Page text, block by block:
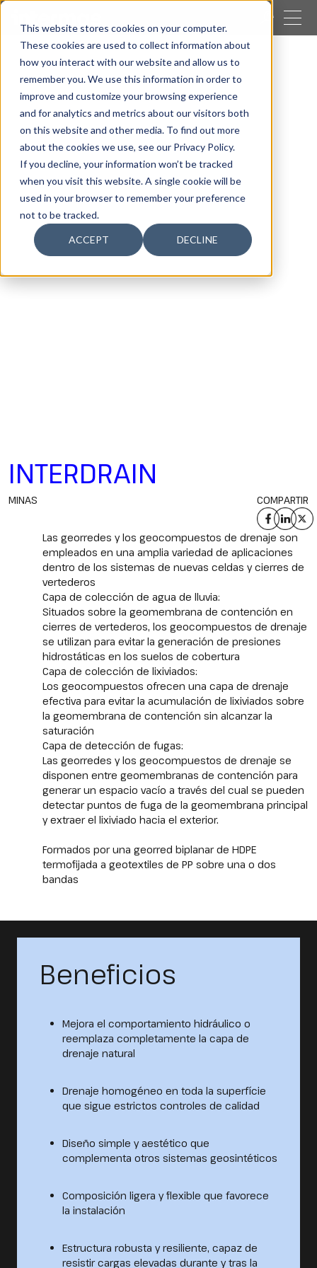
This website stores cookies on your computer.
These cookies are used to collect information about
how you interact with our website and allow us to
remember you. We use this information in order to
improve and customize your browsing experience
and for analytics and metrics about our visitors both
on this website and other media. To find out more
about the cookies we use, see our Privacy Policy.
If you decline, your information won’t be tracked
when you visit this website. A single cookie will be
used in your browser to remember your preference
not to be tracked.
ACCEPT DECLINE
BUSCAR
CERRAR
Nuestras actividades Geosintéticos
Geocompuestos técnicos de drenaje
Interdrain
INTERDRAIN
MINAS COMPARTIR
Las georredes y los geocompuestos de drenaje son
empleados en una amplia variedad de aplicaciones
dentro de los sistemas de nuevas celdas y cierres de
vertederos
Capa de colección de agua de lluvia:
Situados sobre la geomembrana de contención en
cierres de vertederos, los geocompuestos de drenaje
se utilizan para evitar la generación de presiones
hidrostáticas en los suelos de cobertura
Capa de colección de lixiviados:
Los geocompuestos ofrecen una capa de drenaje
efectiva para evitar la acumulación de lixiviados sobre
la geomembrana de contención sin alcanzar la
saturación
Capa de detección de fugas:
Las georredes y los geocompuestos de drenaje se
disponen entre geomembranas de contención para
generar un espacio vacío a través del cual se pueden
detectar puntos de fuga de la geomembrana principal
y extraer el lixiviado hacia el exterior.
Formados por una georred biplanar de HDPE
termofijada a geotextiles de PP sobre una o dos
bandas
Beneficios
Mejora el comportamiento hidráulico o
reemplaza completamente la capa de
drenaje natural
Drenaje homogéneo en toda la superfície
que sigue estrictos controles de calidad
Diseño simple y aestético que
complementa otros sistemas geosintéticos
Composición ligera y flexible que favorece
la instalación
Estructura robusta y resiliente, capaz de
resistir cargas elevadas durante y tras la